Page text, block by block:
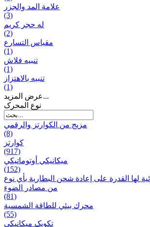
علامة المد والجزر
(3)
له حجر كريم
(2)
مقياس التسارع
(1)
تنبيه فلاش
(1)
تنبيه بالاهتزاز
(1)
عرض المزيد...
نوع المحرک
مزيج من الكوارتز والرقمي
(8)
كوارتز
(917)
ميكانيكي أوتوماتيكي
(152)
لها القدرة على إعادة شحن البطارية بأي نوع
من مصادر الضوء
(81)
محرك بيئي للطاقة الشمسية
(55)
تکویک ميكانيكي